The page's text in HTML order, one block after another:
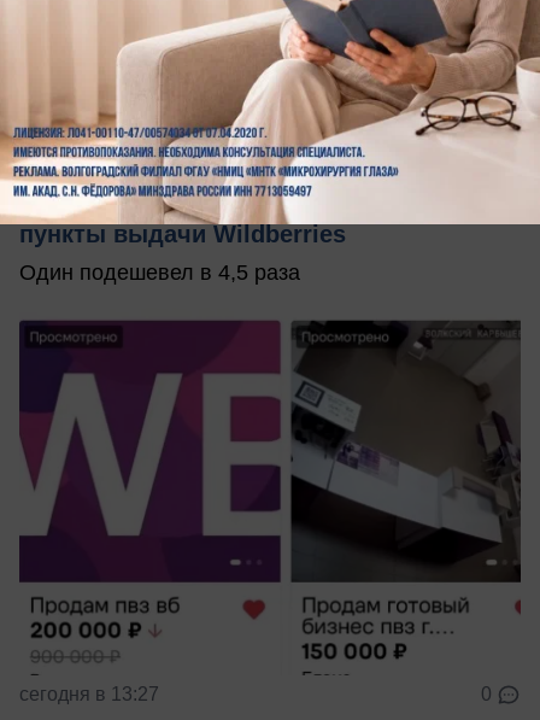
0
Общество
В Волжском начали массово продавать
пункты выдачи Wildberries
Один подешевел в 4,5 раза
сегодня в 13:27 0